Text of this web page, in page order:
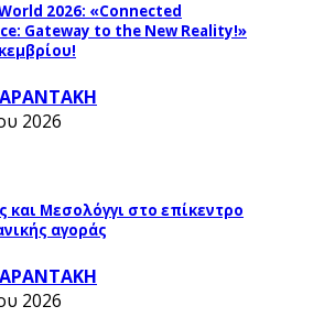
2026: «Connected
Gateway to the New Reality!»
2026
και Μεσολόγγι στο επίκεντρο
αγοράς
2026